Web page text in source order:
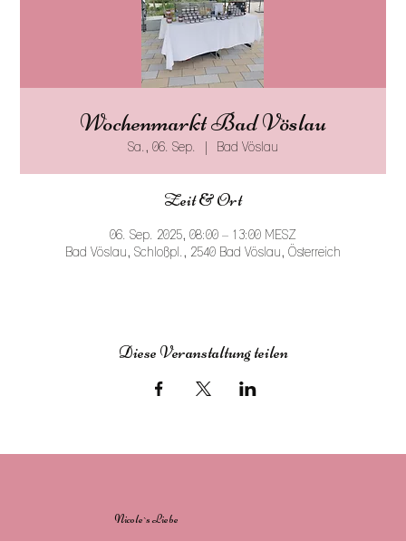
Wochenmarkt Bad Vöslau
Sa., 06. Sep. Bad Vöslau
Zeit & Ort
06. Sep. 2025, 08:00 – 13:00 MESZ
Bad Vöslau, Schloßpl., 2540 Bad Vöslau, Österreich
Diese Veranstaltung teilen
Nicole`s Liebe